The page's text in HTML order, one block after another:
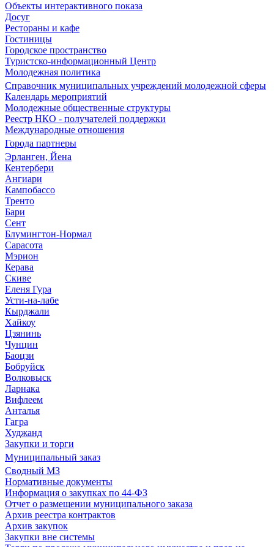
Объекты интерактивного показа
Досуг
Рестораны и кафе
Гостиницы
Городское пространство
Туристско-информационный Центр
Молодежная политика
Справочник муниципальных учреждений молодежной сферы
Календарь мероприятий
Молодежные общественные структуры
Реестр НКО - получателей поддержки
Международные отношения
Города партнеры
Эрланген, Йена
Кентербери
Ангиари
Кампобассо
Тренто
Бари
Сент
Блумингтон-Нормал
Сарасота
Мэрион
Керава
Скиве
Еленя Гура
Усти-на-лабе
Кырджали
Хайкоу
Цзянинь
Чунцин
Баоцзи
Бобруйск
Волковыск
Ларнака
Вифлеем
Анталья
Гагра
Худжанд
Закупки и торги
Муниципальный заказ
Сводный МЗ
Нормативные документы
Информация о закупках по 44-ФЗ
Отчет о размещении муниципального заказа
Архив реестра контрактов
Архив закупок
Закупки вне системы